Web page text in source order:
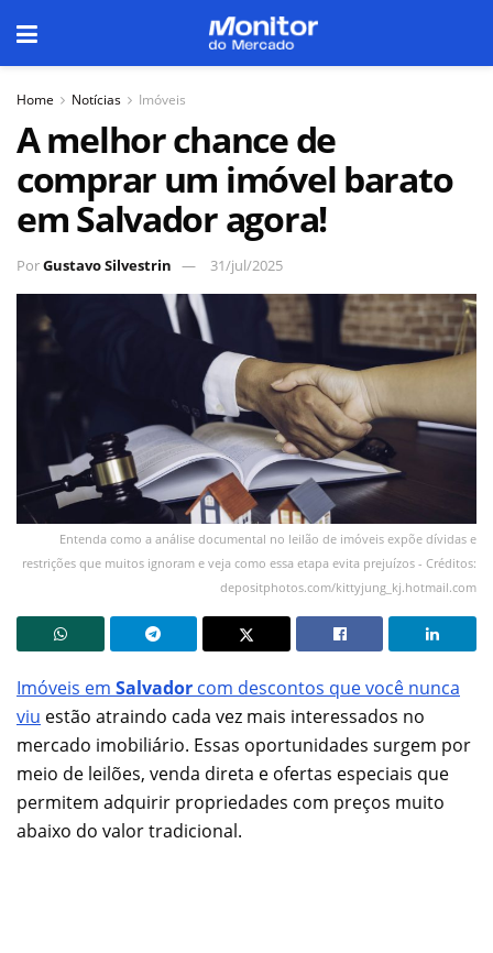
Home Notícias Imóveis
A melhor chance de
comprar um imóvel barato
em Salvador agora!
PorGustavo Silvestrin 31/jul/2025
Entenda como a análise documental no leilão de imóveis expõe dívidas e
restrições que muitos ignoram e veja como essa etapa evita prejuízos - Créditos:
depositphotos.com/kittyjung_kj.hotmail.com
Imóveis em Salvador com descontos que você nunca
viu estão atraindo cada vez mais interessados no
mercado imobiliário. Essas oportunidades surgem por
meio de leilões, venda direta e ofertas especiais que
permitem adquirir propriedades com preços muito
abaixo do valor tradicional.